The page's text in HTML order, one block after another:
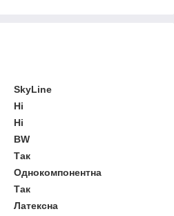
SkyLine
Ні
Ні
BW
Так
Однокомпонентна
Так
Латексна